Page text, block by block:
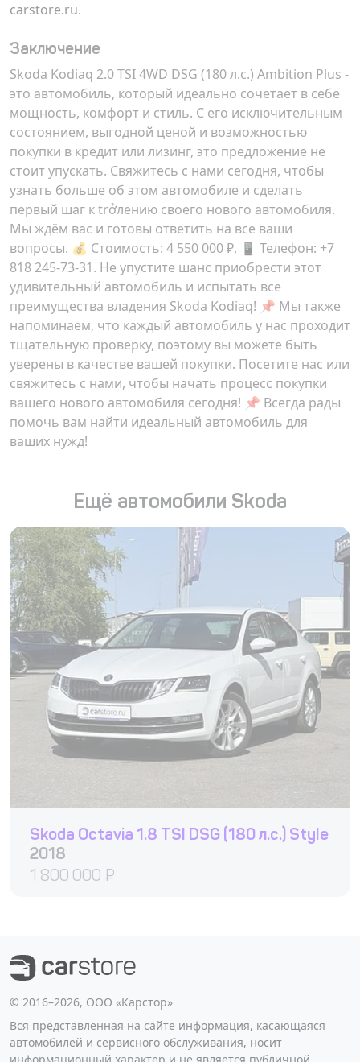
carstore.ru.
Заключение
Skoda Kodiaq 2.0 TSI 4WD DSG (180 л.с.) Ambition Plus -
это автомобиль, который идеально сочетает в себе
мощность, комфорт и стиль. С его исключительным
состоянием, выгодной ценой и возможностью
покупки в кредит или лизинг, это предложение не
стоит упускать. Свяжитесь с нами сегодня, чтобы
узнать больше об этом автомобиле и сделать
первый шаг к trởлению своего нового автомобиля.
Мы ждём вас и готовы ответить на все ваши
вопросы. 💰 Стоимость: 4 550 000 ₽, 📱 Телефон: +7
818 245-73-31. Не упустите шанс приобрести этот
удивительный автомобиль и испытать все
преимущества владения Skoda Kodiaq! 📌 Мы также
напоминаем, что каждый автомобиль у нас проходит
тщательную проверку, поэтому вы можете быть
уверены в качестве вашей покупки. Посетите нас или
свяжитесь с нами, чтобы начать процесс покупки
вашего нового автомобиля сегодня! 📌 Всегда рады
помочь вам найти идеальный автомобиль для
ваших нужд!
Ещё автомобили Skoda
Skoda Octavia 1.8 TSI DSG (180 л.с.) Style
2018
1 800 000 ₽
©️ 2016–2026, ООО «Карстор»
Вся представленная на сайте информация, касающаяся
автомобилей и сервисного обслуживания, носит